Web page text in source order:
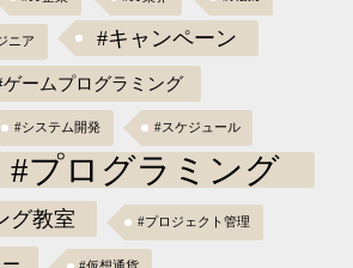
ニア #キャンペーン
ゲームプログラミング
#システム開発 #スケジュール
#プログラミング
グ教室 #プロジェクト管理